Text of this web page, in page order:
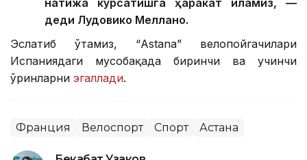
натижа кўрсатишга ҳаракат қиламиз, —
деди Лудовико Меллано.
Эслатиб ўтамиз, “Аstana” велопойгачилари
Испаниядаги мусобақада биринчи ва учинчи
ўринларни эгаллади.
Франция Велоспорт Спорт Астана